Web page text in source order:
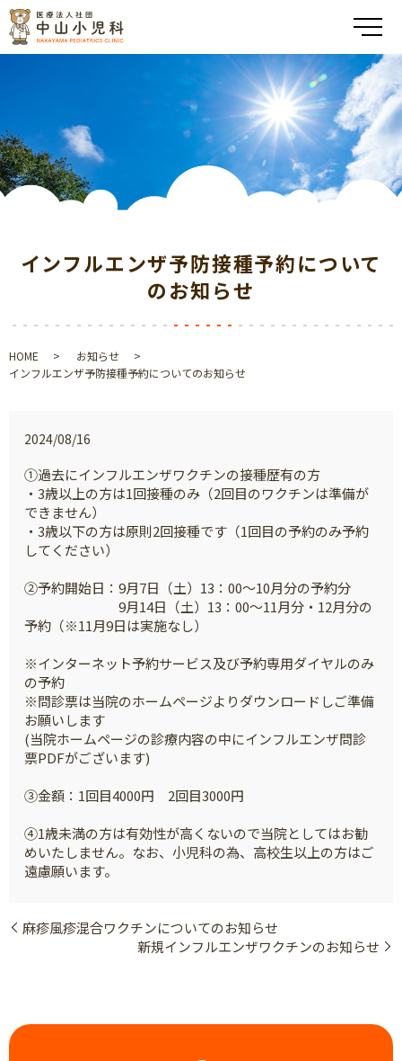
メ
インフルエンザ予防接種予約について
のお知らせ
HOME
お知らせ
インフルエンザ予防接種予約についてのお知らせ
2024/08/16
①過去にインフルエンザワクチンの接種歴有の方
・3歳以上の方は1回接種のみ（2回目のワクチンは準備が
できません）
・3歳以下の方は原則2回接種です（1回目の予約のみ予約
してください）
②予約開始日：9月7日（土）13：00～10月分の予約分
9月14日（土）13：00～11月分・12月分の
予約（※11月9日は実施なし）
※インターネット予約サービス及び予約専用ダイヤルのみ
の予約
※問診票は当院のホームページよりダウンロードしご準備
お願いします
(当院ホームページの診療内容の中にインフルエンザ問診
票PDFがございます)
③金額：1回目4000円 2回目3000円
④1歳未満の方は有効性が高くないので当院としてはお勧
めいたしません。なお、小児科の為、高校生以上の方はご
遠慮願います。
麻疹風疹混合ワクチンについてのお知らせ
新規インフルエンザワクチンのお知らせ